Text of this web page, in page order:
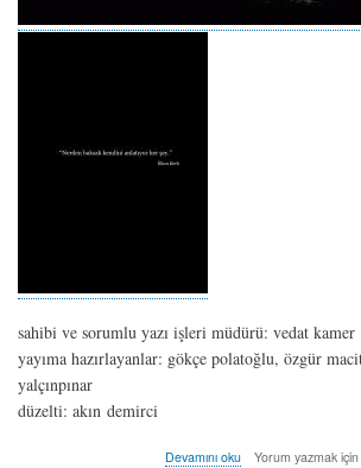
sahibi ve sorumlu yazı işleri müdürü: vedat kamer
yayıma hazırlayanlar: gökçe polatoğlu, özgür
yalçınpınar
düzelti: akın demirci
sayı:
Devamını oku Yorum yazmak için